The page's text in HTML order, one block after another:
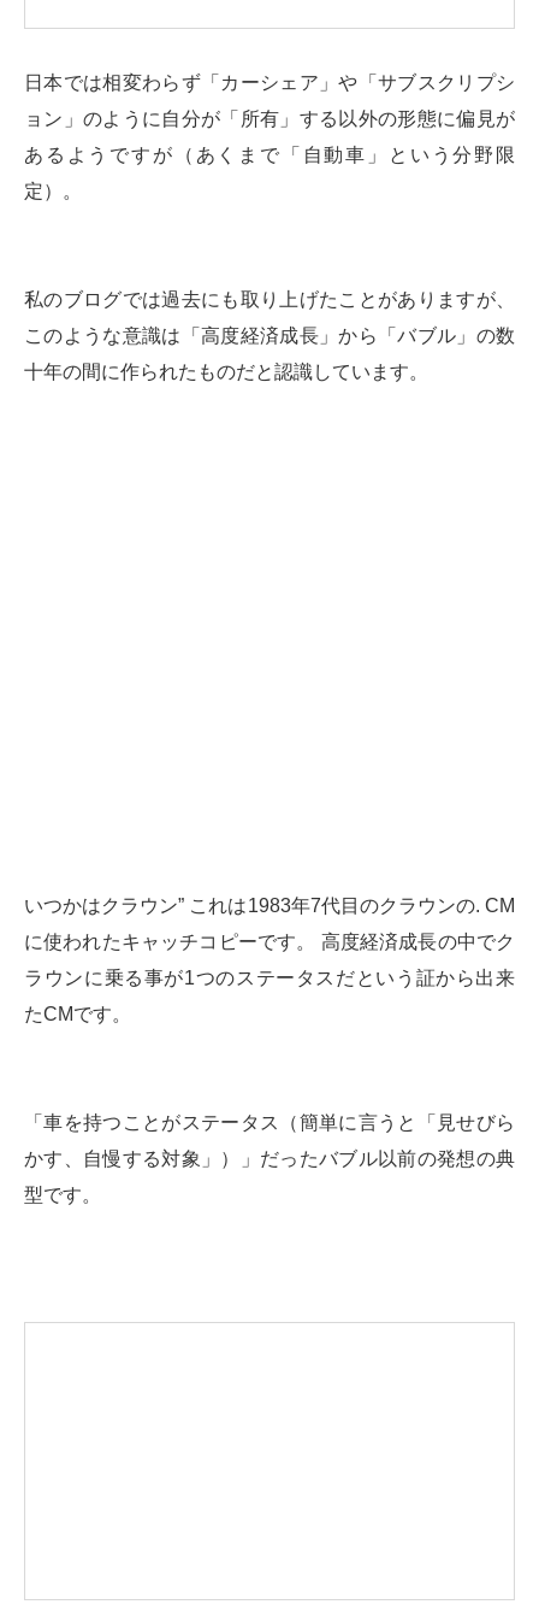
日本では相変わらず「カーシェア」や「サブスクリプシ
ョン」のように自分が「所有」する以外の形態に偏見が
あるようですが（あくまで「自動車」という分野限
定）。
私のブログでは過去にも取り上げたことがありますが、
このような意識は「高度経済成長」から「バブル」の数
十年の間に作られたものだと認識しています。
いつかはクラウン” これは1983年7代目のクラウンの. CM
に使われたキャッチコピーです。 高度経済成長の中でク
ラウンに乗る事が1つのステータスだという証から出来
たCMです。
「車を持つことがステータス（簡単に言うと「見せびら
かす、自慢する対象」）」だったバブル以前の発想の典
型です。